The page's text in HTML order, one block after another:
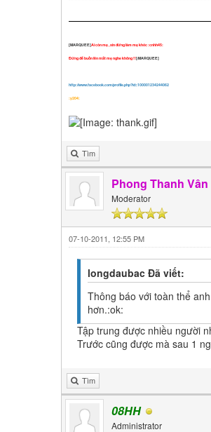
[MARQUEE]Ai còn mẹ , xin đừng làm mẹ khóc :cnhh45:
Đừng để buồn lên mắt mẹ nghe không !![/MARQUEE]
http://www.facebook.com/profile.php?id=100001234244062
:y204:
Tìm
Phong Thanh Vân
Moderator
07-10-2011, 12:55 PM
longdaubac Đã viết:
Thông báo với toàn thể
hơn.:ok:
Tập trung được nhiều người
Trước cũng được mà sau 1
Tìm
08HH
Administrator